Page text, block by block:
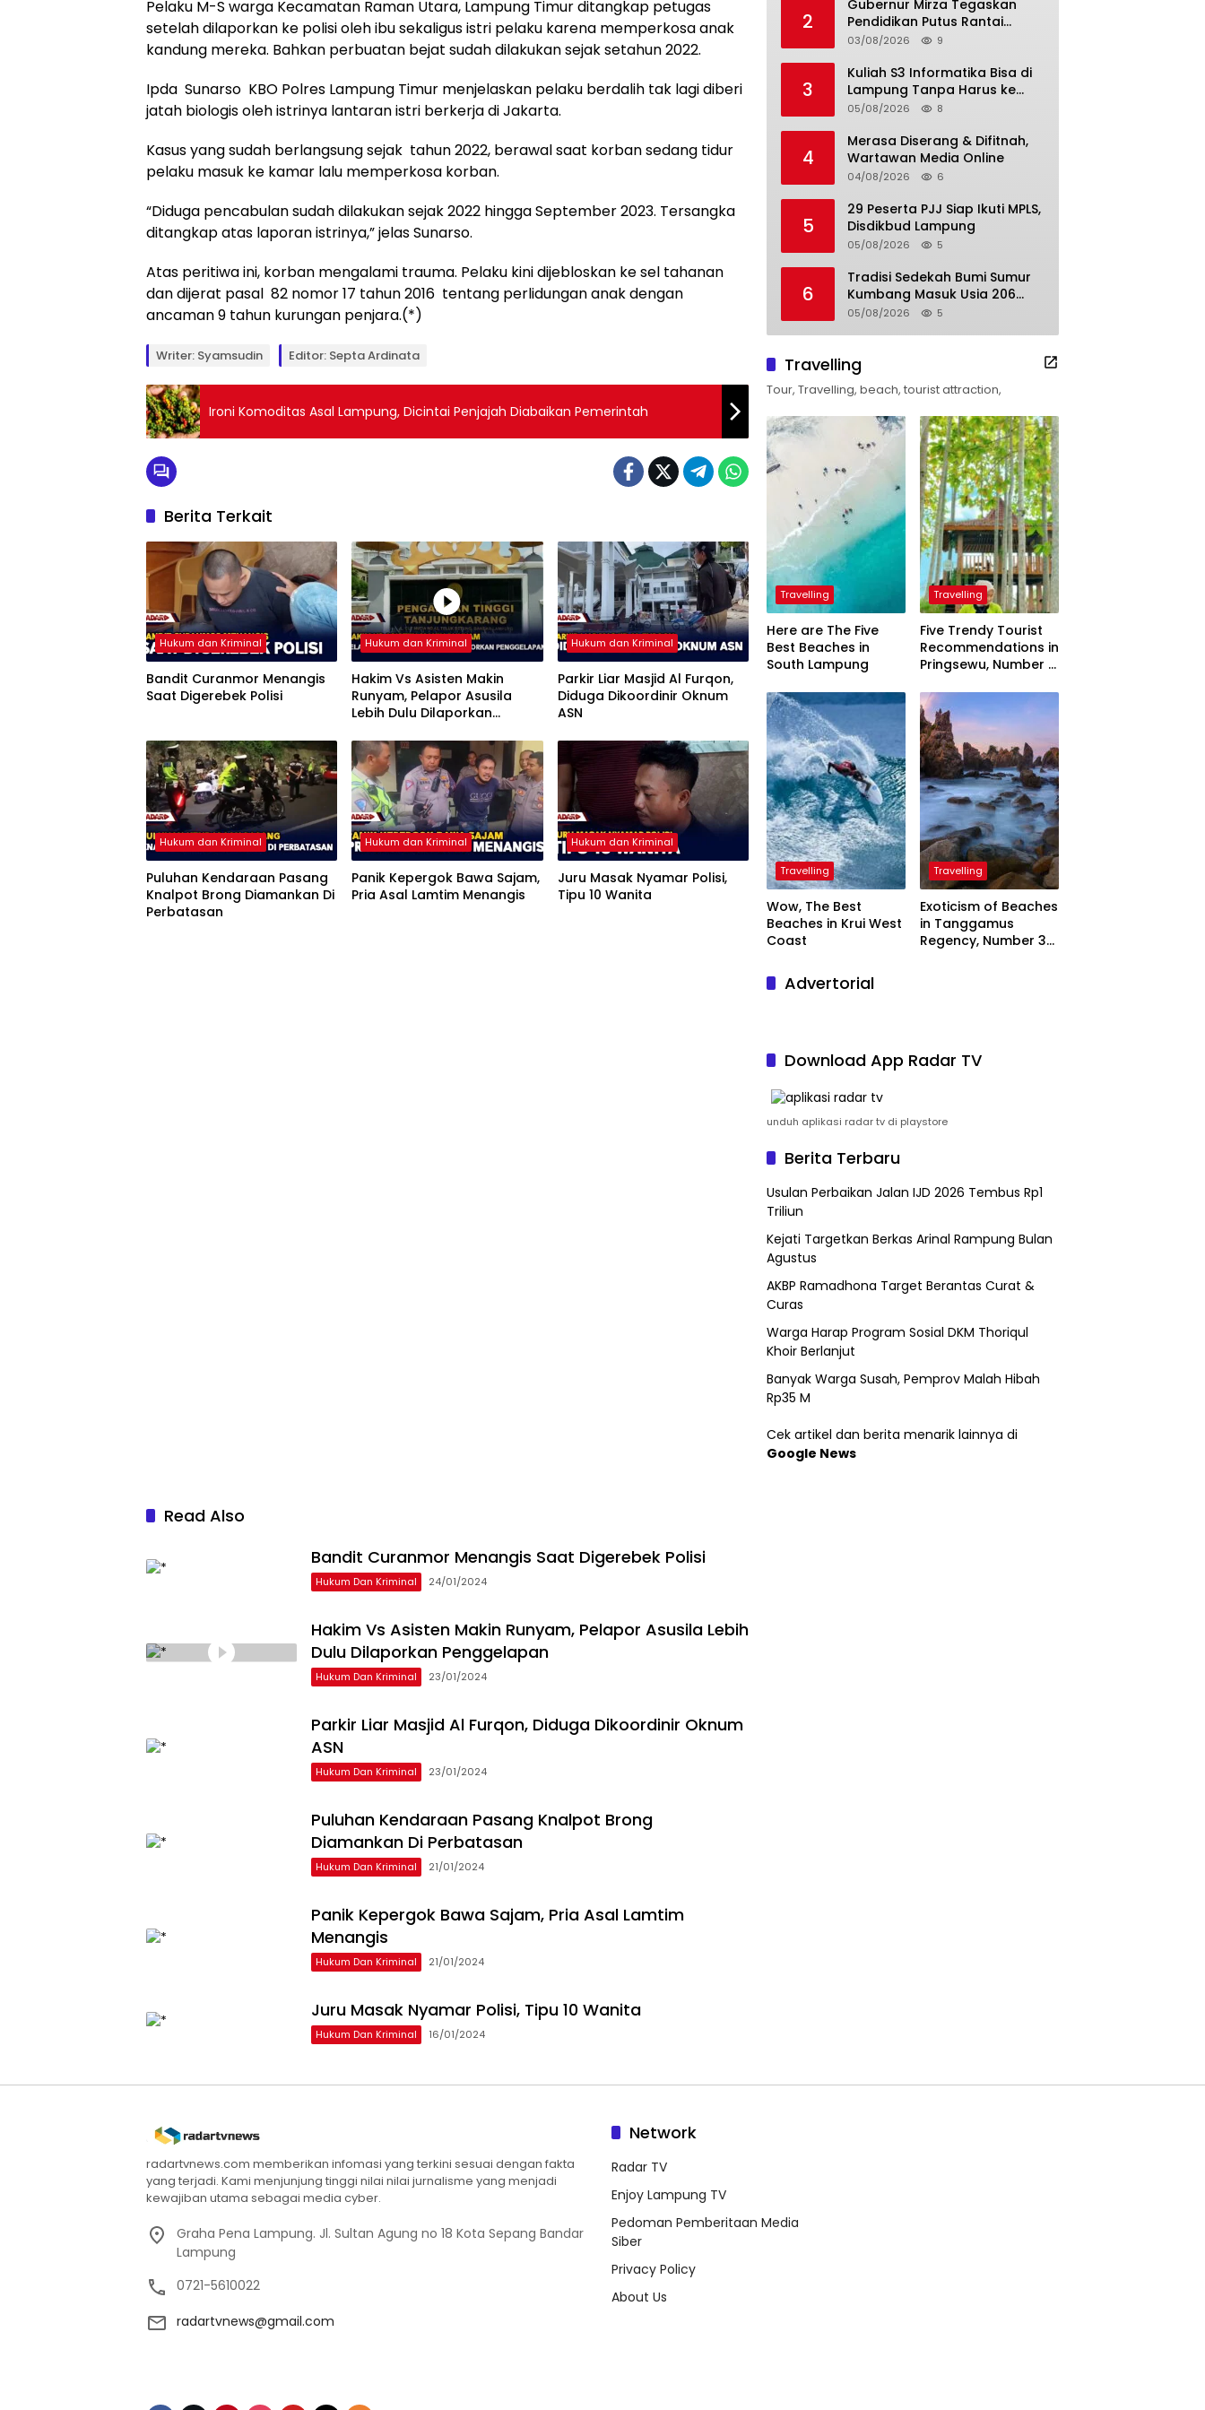
Pelaku M-S warga Kecamatan Raman Utara, Lampung Timur ditangkap petugas
setelah dilaporkan ke polisi oleh ibu sekaligus istri pelaku karena memperkosa anak
kandung mereka. Bahkan perbuatan bejat sudah dilakukan sejak setahun 2022.
Ipda Sunarso KBO Polres Lampung Timur menjelaskan pelaku berdalih tak lagi diberi
jatah biologis oleh istrinya lantaran istri berkerja di Jakarta.
Kasus yang sudah berlangsung sejak tahun 2022, berawal saat korban sedang tidur
pelaku masuk ke kamar lalu memperkosa korban.
“Diduga pencabulan sudah dilakukan sejak 2022 hingga September 2023. Tersangka
ditangkap atas laporan istrinya,” jelas Sunarso.
Atas peritiwa ini, korban mengalami trauma. Pelaku kini dijebloskan ke sel tahanan
dan dijerat pasal 82 nomor 17 tahun 2016 tentang perlidungan anak dengan
ancaman 9 tahun kurungan penjara.(*)
Writer: Syamsudin Editor: Septa Ardinata
Ironi Komoditas Asal Lampung, Dicintai Penjajah Diabaikan Pemerintah
Berita Terkait
Hukum dan Kriminal
Bandit Curanmor Menangis
Saat Digerebek Polisi
Hukum dan Kriminal
Hakim Vs Asisten Makin
Runyam, Pelapor Asusila
Lebih Dulu Dilaporkan
Hukum dan Kriminal
Parkir Liar Masjid Al Furqon,
Diduga Dikoordinir Oknum
ASN
Hukum dan Kriminal
Puluhan Kendaraan Pasang
Knalpot Brong Diamankan Di
Perbatasan
Hukum dan Kriminal
Panik Kepergok Bawa Sajam,
Pria Asal Lamtim Menangis
Hukum dan Kriminal
Juru Masak Nyamar Polisi,
Tipu 10 Wanita
Read Also
Bandit Curanmor Menangis Saat Digerebek Polisi
Hukum Dan Kriminal 24/01/2024
Hakim Vs Asisten Makin Runyam, Pelapor Asusila Lebih
Dulu Dilaporkan Penggelapan
Hukum Dan Kriminal 23/01/2024
Parkir Liar Masjid Al Furqon, Diduga Dikoordinir Oknum
ASN
Hukum Dan Kriminal 23/01/2024
Puluhan Kendaraan Pasang Knalpot Brong
Diamankan Di Perbatasan
Hukum Dan Kriminal 21/01/2024
Panik Kepergok Bawa Sajam, Pria Asal Lamtim
Menangis
Hukum Dan Kriminal 21/01/2024
Juru Masak Nyamar Polisi, Tipu 10 Wanita
Hukum Dan Kriminal 16/01/2024
2
Gubernur Mirza Tegaskan
Pendidikan Putus Rantai
Kemiskinan
03/08/2026 9
3
Kuliah S3 Informatika Bisa di
Lampung Tanpa Harus ke
Luar Daerah
05/08/2026 8
4
Merasa Diserang & Difitnah,
Wartawan Media Online
04/08/2026 6
5
29 Peserta PJJ Siap Ikuti MPLS,
Disdikbud Lampung
05/08/2026 5
6
Tradisi Sedekah Bumi Sumur
Kumbang Masuk Usia 206
Tahun
05/08/2026 5
Travelling
Tour, Travelling, beach, tourist attraction,
Travelling
Here are The Five
Best Beaches in
South Lampung
Travelling
Five Trendy Tourist
Recommendations in
Pringsewu, Number 3
President
Travelling
Wow, The Best
Beaches in Krui West
Coast
Travelling
Exoticism of Beaches
in Tanggamus
Regency, Number 3
Advertorial
Download App Radar TV
unduh aplikasi radar tv di playstore
Berita Terbaru
Usulan Perbaikan Jalan IJD 2026 Tembus Rp1
Triliun
Kejati Targetkan Berkas Arinal Rampung Bulan
Agustus
AKBP Ramadhona Target Berantas Curat &
Curas
Warga Harap Program Sosial DKM Thoriqul
Khoir Berlanjut
Banyak Warga Susah, Pemprov Malah Hibah
Rp35 M
Cek artikel dan berita menarik lainnya di
Google News
radartvnews.com memberikan infomasi yang terkini sesuai dengan fakta
yang terjadi. Kami menjunjung tinggi nilai nilai jurnalisme yang menjadi
kewajiban utama sebagai media cyber.
Graha Pena Lampung. Jl. Sultan Agung no 18 Kota Sepang Bandar
Lampung
0721-5610022
radartvnews@gmail.com
Network
Radar TV
Enjoy Lampung TV
Pedoman Pemberitaan Media
Siber
Privacy Policy
About Us